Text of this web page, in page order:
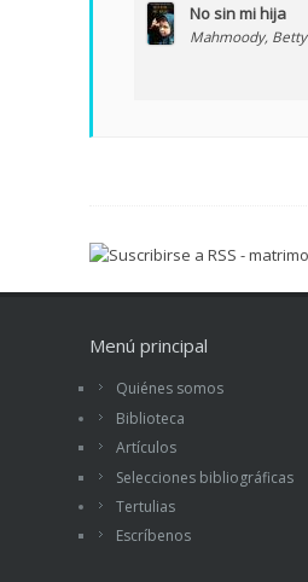
No sin mi hija
Mahmoody, Betty
Menú principal
Quiénes somos
Biblioteca
Artículos
Selecciones bibliográficas
Tertulias
Escríbenos